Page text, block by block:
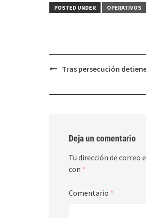
(Se
abre
(Se
abre
POSTED UNDER OPERATIVOS
PostTras persecución
Deja un comentario
Tu dirección de correo
con *
Comentario *